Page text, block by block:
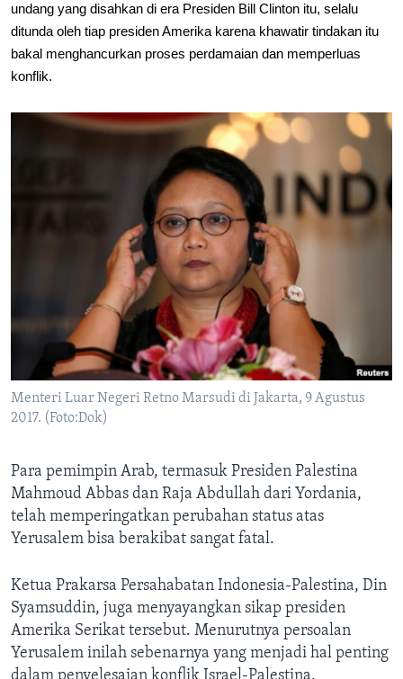
undang yang disahkan di era Presiden Bill Clinton itu, selalu
ditunda oleh tiap presiden Amerika karena khawatir tindakan itu
bakal menghancurkan proses perdamaian dan memperluas
konflik.
Menteri Luar Negeri Retno Marsudi di Jakarta, 9 Agustus
2017. (Foto:Dok)
​Para pemimpin Arab, termasuk Presiden Palestina
Mahmoud Abbas dan Raja Abdullah dari Yordania,
telah memperingatkan perubahan status atas
Yerusalem bisa berakibat sangat fatal.
Ketua Prakarsa Persahabatan Indonesia-Palestina, Din
Syamsuddin, juga menyayangkan sikap presiden
Amerika Serikat tersebut. Menurutnya persoalan
Yerusalem inilah sebenarnya yang menjadi hal penting
dalam penyelesaian konflik Israel-Palestina.